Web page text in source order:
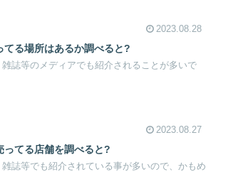
2023.08.28
る場所はあるか調べると?
誌等のメディアでも紹介されることが多いで
2023.08.27
てる店舗を調べると?
誌等でも紹介されている事が多いので、かもめ